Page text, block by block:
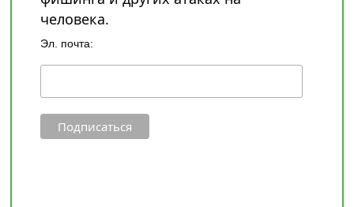
человека.
Эл. почта: